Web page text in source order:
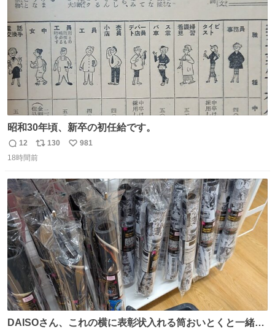
数
昭和30年頃、新卒の初任給です。
返
信
12
リ
ポ
ト
数
130
い
数
981
18時間前
DAISOさん、これの横に表彰状入れる筒おいとくと一緒に